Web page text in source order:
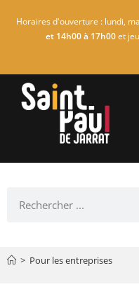
Horaires d'ouverture : lundi,
et 14h00 à 17h00et
> Pour les entreprises